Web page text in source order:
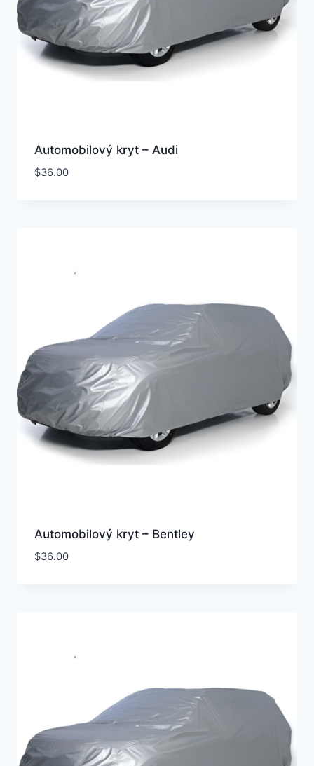
Automobilový kryt – Audi
$36.00
Automobilový kryt – Bentley
$36.00